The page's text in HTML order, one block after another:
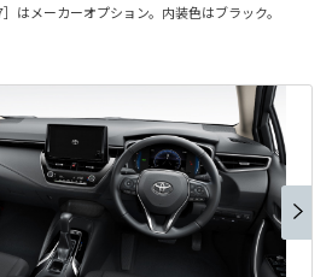
はメーカーオプション。内装色はブラック。